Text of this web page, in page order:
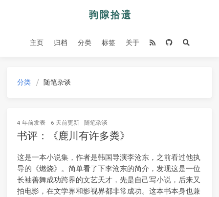
主页 归档 分类 标签 关于
分类 随笔杂谈
4 年前发表 6 天前更新 随笔杂谈
书评：《鹿川有许多粪》
这是一本小说集，作者是韩国导演李沧东，之前看过他执
导的《燃烧》。简单看了下李沧东的简介，发现这是一位
长袖善舞成功跨界的文艺天才，先是自己写小说，后来又
拍电影，在文学界和影视界都非常成功。这本书本身也兼